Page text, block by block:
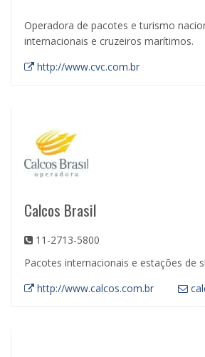
Operadora de pacotes e turismo
internacionais e cruzeiros marítimos.
http://www.cvc.com.br
Calcos Brasil
11-2713-5800
Pacotes internacionais e estações de
http://www.calcos.com.br